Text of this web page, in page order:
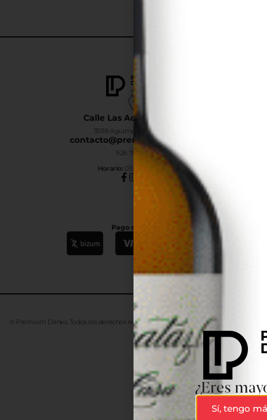
Calle Las Adelfas Nº6-B
35118 Agüimes, Las Palmas
contacto@premiumdrinks.es
928 754 363
Horario: 07:00h a 15:00h
Pago seguro
© Premium Drinks. Todos los derechos reservados. Desarrollado Advanze
¿Eres
Sí, tengo